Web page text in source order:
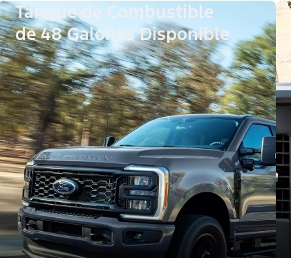
Tanque de Combustible
de 48 Galones Disponible